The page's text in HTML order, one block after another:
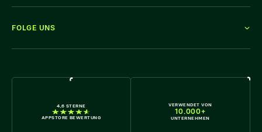
4,6 STERNE
APPSTORE BEWERTUNG
VERWENDET VON
10.000+
UNTERNEHMEN
FOLGE UNS